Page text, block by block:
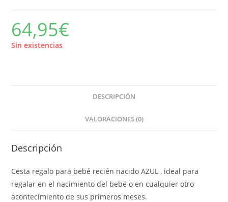
64,95€
Sin existencias
DESCRIPCIÓN
VALORACIONES (0)
Descripción
Cesta regalo para bebé recién nacido AZUL , ideal para
regalar en el nacimiento del bebé o en cualquier otro
acontecimiento de sus primeros meses.